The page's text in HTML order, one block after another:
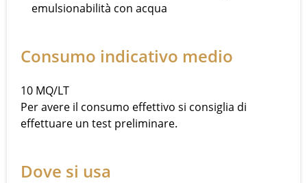
emulsionabilità con acqua
Consumo indicativo medio
10 MQ/LT
Per avere il consumo effettivo si consiglia di
effettuare un test preliminare.
Dove si usa